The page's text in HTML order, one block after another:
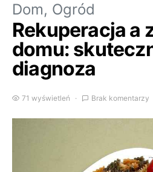
Dom, Ogród
Rekuperacja a
domu:
diagnoza
71 wyświetleń Brak komentarzy